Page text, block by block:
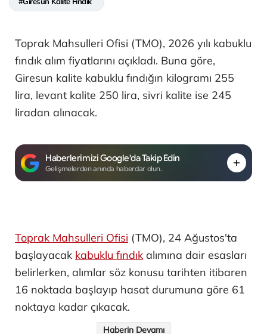
Toprak Mahsulleri Ofisi (TMO), 2026 yılı kabuklu
fındık alım fiyatlarını açıkladı. Buna göre,
Giresun kalite kabuklu fındığın kilogramı 255
lira, levant kalite 250 lira, sivri kalite ise 245
liradan alınacak.
Haberlerimizi Google'da Takip Edin
Gelişmelerden anında haberdar olun.
Toprak Mahsulleri Ofisi (TMO), 24 Ağustos'ta
başlayacak kabuklu fındık alımına dair esasları
belirlerken, alımlar söz konusu tarihten itibaren
16 noktada başlayıp hasat durumuna göre 61
noktaya kadar çıkacak.
Haberin Devamı